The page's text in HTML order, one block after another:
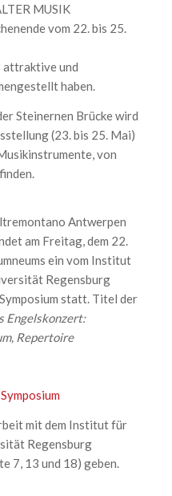
MUSIK
vom 22. bis 25.
attraktive und
haben.
Steinernen Brücke wird
(23. bis 25. Mai)
von
Antwerpen
am Freitag, dem 22.
ein vom Institut
Regensburg
statt. Titel der
Engelskonzert:
Repertoire
mit dem Institut für
Regensburg
7, 13 und 18) geben.